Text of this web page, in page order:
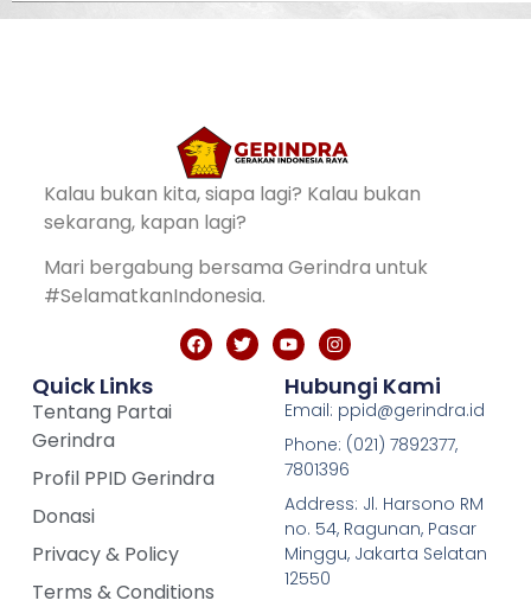
Kalau bukan kita, siapa lagi? Kalau bukan
sekarang, kapan lagi?
Mari bergabung bersama Gerindra untuk
#SelamatkanIndonesia.
Quick Links
Tentang Partai
Gerindra
Profil PPID Gerindra
Donasi
Privacy & Policy
Terms & Conditions
Hubungi Kami
Email: ppid@gerindra.id
Phone: (021) 7892377,
7801396
Address: Jl. Harsono RM
no. 54, Ragunan, Pasar
Minggu, Jakarta Selatan
12550